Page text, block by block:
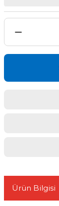
Ürün Bilgisi